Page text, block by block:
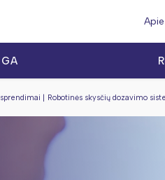
Robotinės skysčių dozavimo